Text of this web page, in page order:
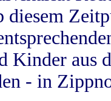
Kinder aus
- in